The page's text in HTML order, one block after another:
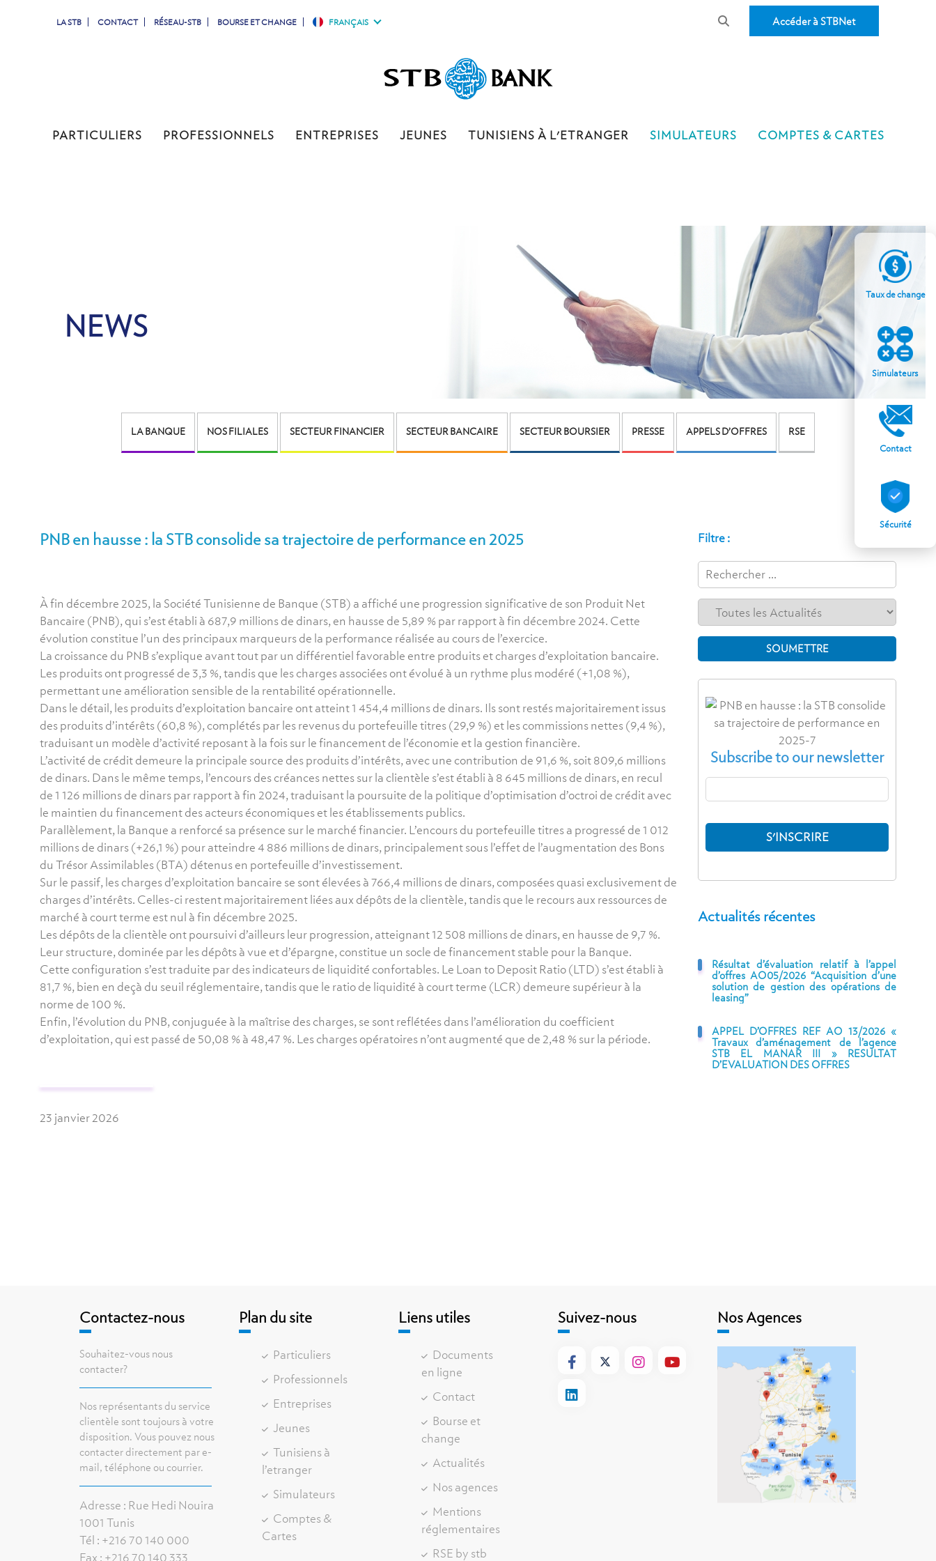
PARTICULIERS
LA STB CONTACT RÉSEAU-STB BOURSE ET CHANGE FRANÇAIS Accéder à STBNet
PARTICULIERS PROFESSIONNELS ENTREPRISES JEUNES TUNISIENS À L'ETRANGER SIMULATEURS COMPTES & CARTES
NEWS
LA BANQUE NOS FILIALES SECTEUR FINANCIER SECTEUR BANCAIRE SECTEUR BOURSIER PRESSE APPELS D’OFFRES RSE
PNB en hausse : la STB consolide sa trajectoire de performance en 2025
À fin décembre 2025, la Société Tunisienne de Banque (STB) a affiché une progression significative de son Produit Net
Bancaire (PNB), qui s’est établi à 687,9 millions de dinars, en hausse de 5,89 % par rapport à fin décembre 2024. Cette
évolution constitue l’un des principaux marqueurs de la performance réalisée au cours de l’exercice.
La croissance du PNB s’explique avant tout par un différentiel favorable entre produits et charges d’exploitation bancaire.
Les produits ont progressé de 3,3 %, tandis que les charges associées ont évolué à un rythme plus modéré (+1,08 %),
permettant une amélioration sensible de la rentabilité opérationnelle.
Dans le détail, les produits d’exploitation bancaire ont atteint 1 454,4 millions de dinars. Ils sont restés majoritairement issus
des produits d’intérêts (60,8 %), complétés par les revenus du portefeuille titres (29,9 %) et les commissions nettes (9,4 %),
traduisant un modèle d’activité reposant à la fois sur le financement de l’économie et la gestion financière.
L’activité de crédit demeure la principale source des produits d’intérêts, avec une contribution de 91,6 %, soit 809,6 millions
de dinars. Dans le même temps, l’encours des créances nettes sur la clientèle s’est établi à 8 645 millions de dinars, en recul
de 1 126 millions de dinars par rapport à fin 2024, traduisant la poursuite de la politique d’optimisation d’octroi de crédit avec
le maintien du financement des acteurs économiques et les établissements publics.
Parallèlement, la Banque a renforcé sa présence sur le marché financier. L’encours du portefeuille titres a progressé de 1 012
millions de dinars (+26,1 %) pour atteindre 4 886 millions de dinars, principalement sous l’effet de l’augmentation des Bons
du Trésor Assimilables (BTA) détenus en portefeuille d’investissement.
Sur le passif, les charges d’exploitation bancaire se sont élevées à 766,4 millions de dinars, composées quasi exclusivement de
charges d’intérêts. Celles-ci restent majoritairement liées aux dépôts de la clientèle, tandis que le recours aux ressources de
marché à court terme est nul à fin décembre 2025.
Les dépôts de la clientèle ont poursuivi d’ailleurs leur progression, atteignant 12 508 millions de dinars, en hausse de 9,7 %.
Leur structure, dominée par les dépôts à vue et d’épargne, constitue un socle de financement stable pour la Banque.
Cette configuration s’est traduite par des indicateurs de liquidité confortables. Le Loan to Deposit Ratio (LTD) s’est établi à
81,7 %, bien en deçà du seuil réglementaire, tandis que le ratio de liquidité à court terme (LCR) demeure supérieur à la
norme de 100 %.
Enfin, l’évolution du PNB, conjuguée à la maîtrise des charges, se sont reflétées dans l’amélioration du coefficient
d’exploitation, qui est passé de 50,08 % à 48,47 %. Les charges opératoires n’ont augmenté que de 2,48 % sur la période.
23 janvier 2026
Filtre :
Subscribe to our newsletter
Actualités récentes
Résultat d’évaluation relatif à l’appel
d’offres AO05/2026 “Acquisition d’une
solution de gestion des opérations de
leasing”
APPEL D’OFFRES REF AO 13/2026 «
Travaux d’aménagement de l’agence
STB EL MANAR III » RESULTAT
D’EVALUATION DES OFFRES
Contactez-nous
Souhaitez-vous nous
contacter?
Nos représentants du service
clientèle sont toujours à votre
disposition. Vous pouvez nous
contacter directement par e-
mail, téléphone ou courrier.
Adresse : Rue Hedi Nouira
1001 Tunis
Tél : +216 70 140 000
Fax : +216 70 140 333
Plan du site
Particuliers
Professionnels
Entreprises
Jeunes
Tunisiens à
l’etranger
Simulateurs
Comptes &
Cartes
Liens utiles
Documents
en ligne
Contact
Bourse et
change
Actualités
Nos agences
Mentions
réglementaires
RSE by stb
Suivez-nous Nos Agences
Taux de change
Simulateurs
Contact
Sécurité